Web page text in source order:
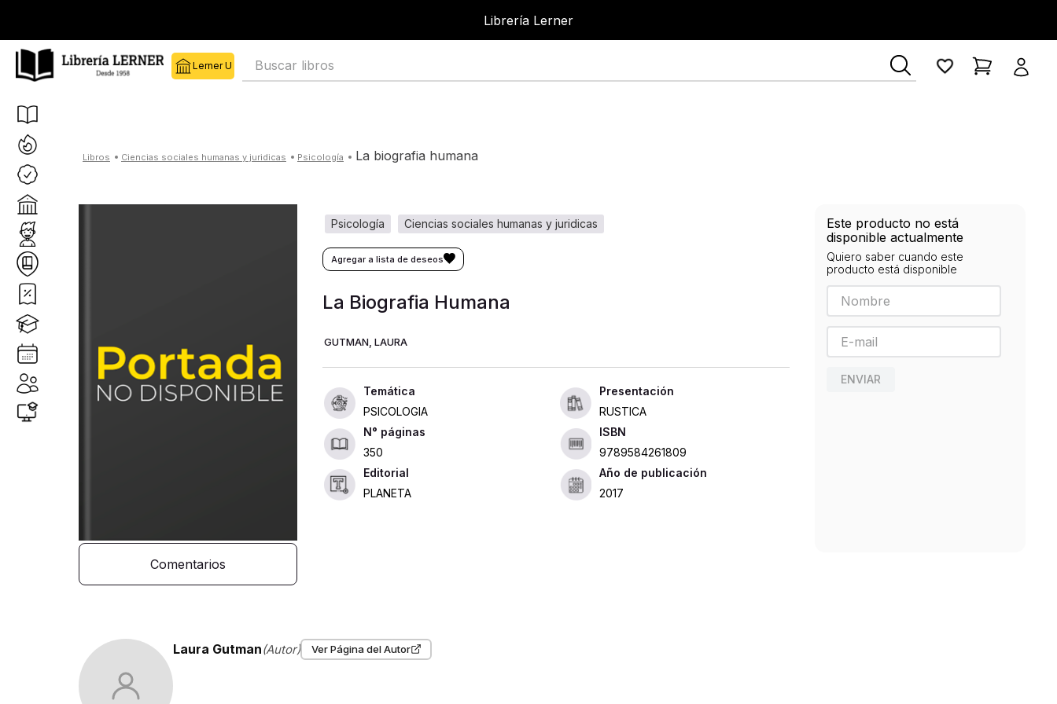
Librería Lerner
Buscar libros
ciencias sociales humanas y juridicas psicología la biografia humana
Comentarios
ciencias sociales humanas y juridicas
psicología
La Biografia Humana
GUTMAN, LAURA
PSICOLOGIA
Presentación
RUSTICA
350
ISBN
9789584261809
Editorial
PLANETA
Año de publicación
2017
Este producto no está
disponible actualmente
Quiero saber cuando este
producto está disponible
ENVIAR
Laura Gutman(Autor) Ver Página del Autor